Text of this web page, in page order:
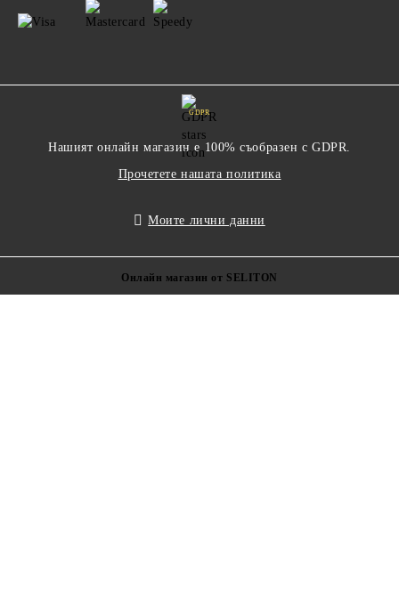
GDPR
Нашият онлайн магазин е 100% съобразен с GDPR.
Прочетете нашата политика
Моите лични данни
Онлайн магазин от SELITON